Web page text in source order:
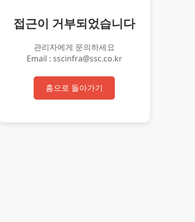
접근이 거부되었습니다
관리자에게 문의하세요
Email : sscinfra@ssc.co.kr
홈으로 돌아가기